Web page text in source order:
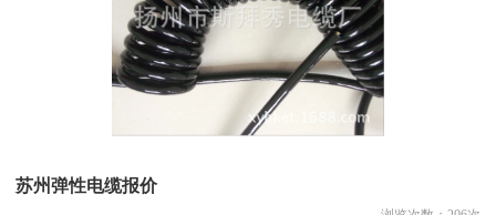
苏州弹性电缆报价